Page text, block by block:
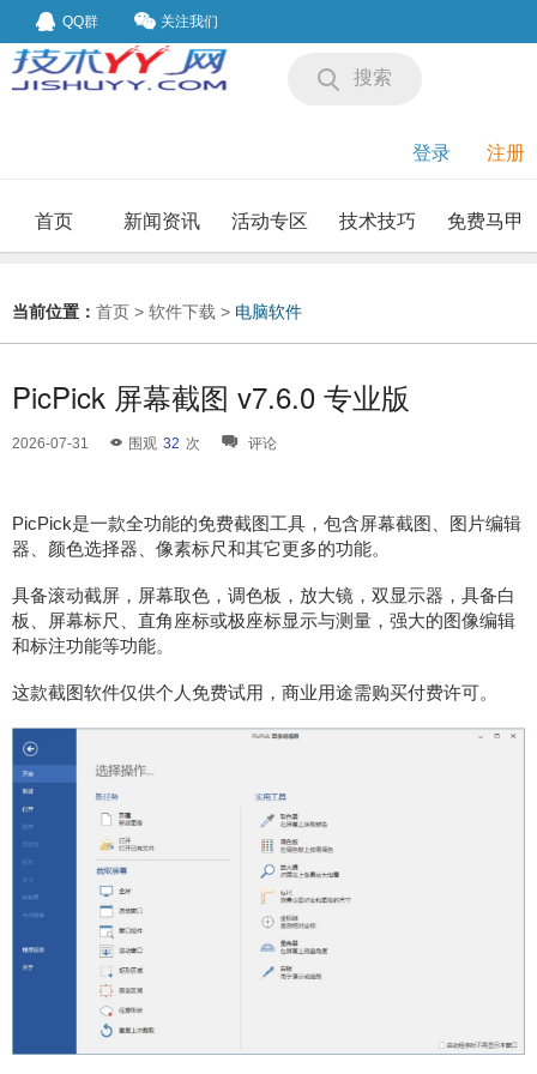
QQ群 关注我们
搜索
登录 注册
首页 新闻资讯 活动专区 技术技巧 免费马甲
当前位置： 首页 > 软件下载 > 电脑软件
PicPick 屏幕截图 v7.6.0 专业版
2026-07-31 围观 32 次 评论
PicPick是一款全功能的免费截图工具，包含屏幕截图、图片编辑
器、颜色选择器、像素标尺和其它更多的功能。
具备滚动截屏，屏幕取色，调色板，放大镜，双显示器，具备白
板、屏幕标尺、直角座标或极座标显示与测量，强大的图像编辑
和标注功能等功能。
这款截图软件仅供个人免费试用，商业用途需购买付费许可。